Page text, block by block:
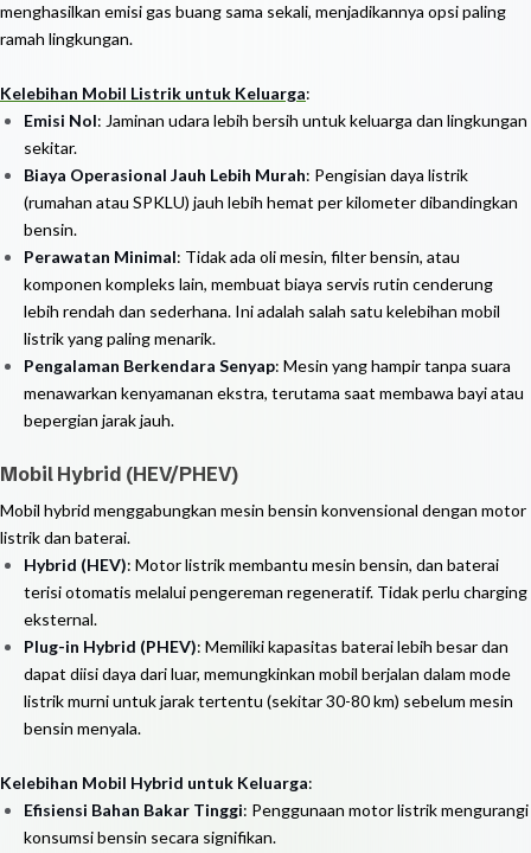
menghasilkan emisi gas buang sama sekali, menjadikannya opsi paling
ramah lingkungan.
Kelebihan Mobil Listrik untuk Keluarga:
Emisi Nol: Jaminan udara lebih bersih untuk keluarga dan lingkungan
sekitar.
Biaya Operasional Jauh Lebih Murah: Pengisian daya listrik
(rumahan atau SPKLU) jauh lebih hemat per kilometer dibandingkan
bensin.
Perawatan Minimal: Tidak ada oli mesin, filter bensin, atau
komponen kompleks lain, membuat biaya servis rutin cenderung
lebih rendah dan sederhana. Ini adalah salah satu kelebihan mobil
listrik yang paling menarik.
Pengalaman Berkendara Senyap: Mesin yang hampir tanpa suara
menawarkan kenyamanan ekstra, terutama saat membawa bayi atau
bepergian jarak jauh.
Mobil Hybrid (HEV/PHEV)
Mobil hybrid menggabungkan mesin bensin konvensional dengan motor
listrik dan baterai.
Hybrid (HEV): Motor listrik membantu mesin bensin, dan baterai
terisi otomatis melalui pengereman regeneratif. Tidak perlu charging
eksternal.
Plug-in Hybrid (PHEV): Memiliki kapasitas baterai lebih besar dan
dapat diisi daya dari luar, memungkinkan mobil berjalan dalam mode
listrik murni untuk jarak tertentu (sekitar 30-80 km) sebelum mesin
bensin menyala.
Kelebihan Mobil Hybrid untuk Keluarga:
Efisiensi Bahan Bakar Tinggi: Penggunaan motor listrik mengurangi
konsumsi bensin secara signifikan.